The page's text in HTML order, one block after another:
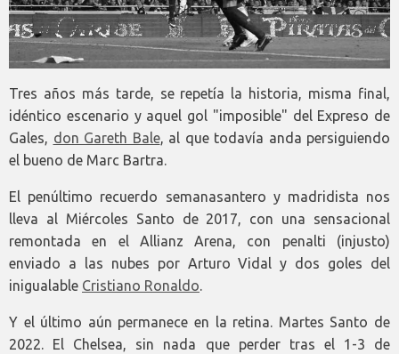
Tres años más tarde, se repetía la historia, misma final,
idéntico escenario y aquel gol "imposible" del Expreso de
Gales, don Gareth Bale, al que todavía anda persiguiendo
el bueno de Marc Bartra.
El penúltimo recuerdo semanasantero y madridista nos
lleva al Miércoles Santo de 2017, con una sensacional
remontada en el Allianz Arena, con penalti (injusto)
enviado a las nubes por Arturo Vidal y dos goles del
inigualable Cristiano Ronaldo.
Y el último aún permanece en la retina. Martes Santo de
2022. El Chelsea, sin nada que perder tras el 1-3 de